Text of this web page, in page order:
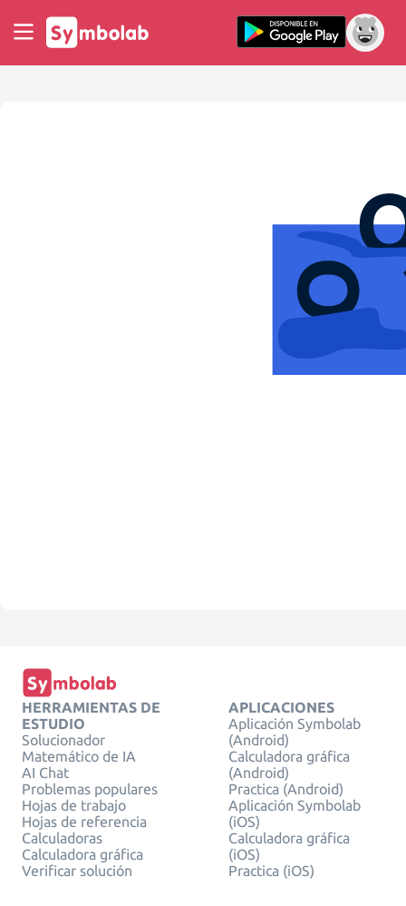
HERRAMIENTAS DE
ESTUDIO
Solucionador
Matemático de IA
AI Chat
Problemas populares
Hojas de trabajo
Hojas de referencia
Calculadoras
Calculadora gráfica
Verificar solución
APLICACIONES
Aplicación Symbolab
(Android)
Calculadora gráfica
(Android)
Practica (Android)
Aplicación Symbolab
(iOS)
Calculadora gráfica
(iOS)
Practica (iOS)